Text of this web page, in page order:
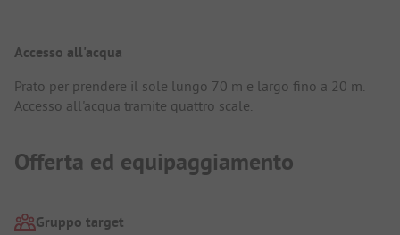
Accesso all'acqua
Prato per prendere il sole lungo 70 m e largo fino a 20 m.
Accesso all'acqua tramite quattro scale.
Offerta ed equipaggiamento
Gruppo target